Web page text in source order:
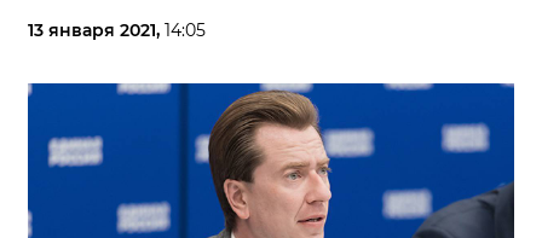
13 января 2021, 14:05